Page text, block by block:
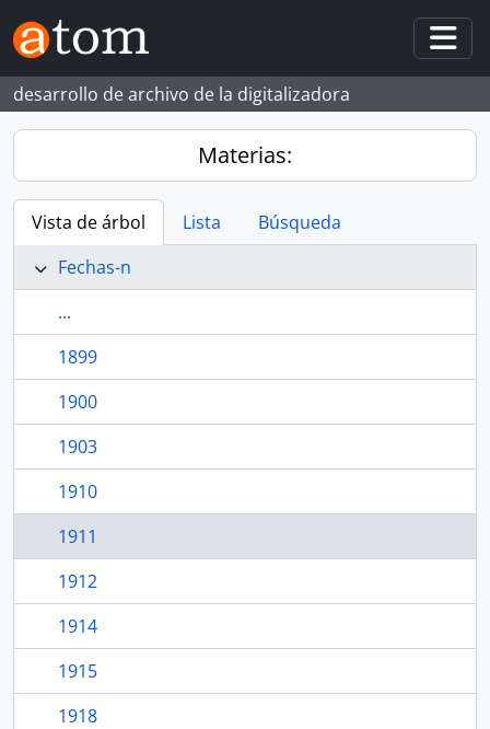
Skip to main content
desarrollo de archivo de la digitalizadora
Materias:
Vista de árbol Lista
Búsqueda
Fechas-n
...
1899
1900
1903
1910
1911
1912
1914
1915
1918